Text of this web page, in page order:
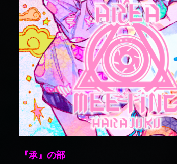
『承』の部